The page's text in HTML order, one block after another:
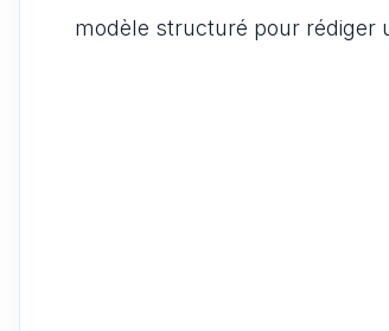
modèle structuré pour rédiger